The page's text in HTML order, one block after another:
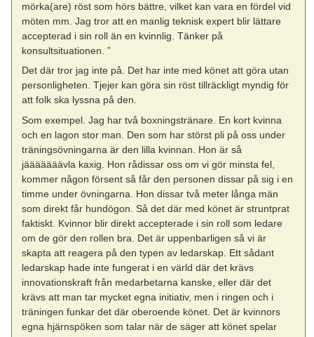
mörka(are) röst som hörs bättre, vilket kan vara en fördel vid
möten mm. Jag tror att en manlig teknisk expert blir lättare
accepterad i sin roll än en kvinnlig. Tänker på
konsultsituationen. ”
Det där tror jag inte på. Det har inte med könet att göra utan
personligheten. Tjejer kan göra sin röst tillräckligt myndig för
att folk ska lyssna på den.
Som exempel. Jag har två boxningstränare. En kort kvinna
och en lagon stor man. Den som har störst pli på oss under
träningsövningarna är den lilla kvinnan. Hon är så
jääääääävla kaxig. Hon rådissar oss om vi gör minsta fel,
kommer någon försent så får den personen dissar på sig i en
timme under övningarna. Hon dissar två meter långa män
som direkt får hundögon. Så det där med könet är struntprat
faktiskt. Kvinnor blir direkt accepterade i sin roll som ledare
om de gör den rollen bra. Det är uppenbarligen så vi är
skapta att reagera på den typen av ledarskap. Ett sådant
ledarskap hade inte fungerat i en värld där det krävs
innovationskraft från medarbetarna kanske, eller där det
krävs att man tar mycket egna initiativ, men i ringen och i
träningen funkar det där oberoende könet. Det är kvinnors
egna hjärnspöken som talar när de säger att könet spelar